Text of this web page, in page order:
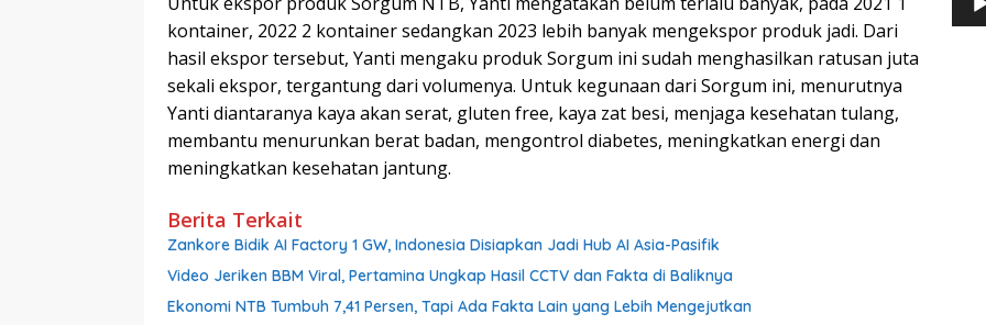
kontainer, 2022 2 kontainer sedangkan 2023 lebih banyak mengekspor produk jadi. Dari
hasil ekspor tersebut, Yanti mengaku produk Sorgum ini sudah menghasilkan ratusan juta
sekali ekspor, tergantung dari volumenya. Untuk kegunaan dari Sorgum ini, menurutnya
Yanti diantaranya kaya akan serat, gluten free, kaya zat besi, menjaga kesehatan tulang,
membantu menurunkan berat badan, mengontrol diabetes, meningkatkan energi dan
meningkatkan kesehatan jantung.
Berita Terkait
Zankore Bidik AI Factory 1 GW, Indonesia Disiapkan Jadi Hub AI Asia-Pasifik
Video Jeriken BBM Viral, Pertamina Ungkap Hasil CCTV dan Fakta di Baliknya
Ekonomi NTB Tumbuh 7,41 Persen, Tapi Ada Fakta Lain yang Lebih Mengejutkan